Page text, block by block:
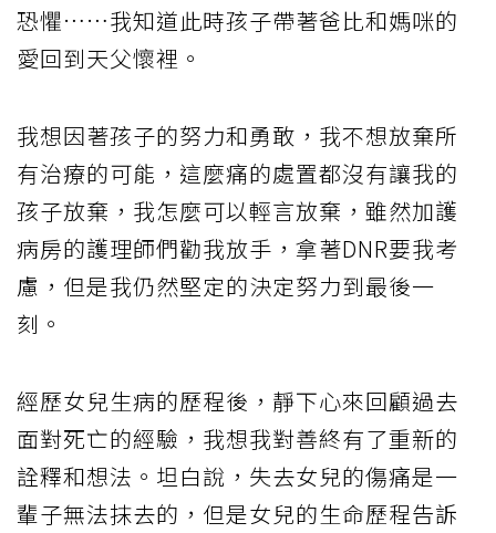
恐懼……我知道此時孩子帶著爸比和媽咪的
愛回到天父懷裡。
我想因著孩子的努力和勇敢，我不想放棄所
有治療的可能，這麼痛的處置都沒有讓我的
孩子放棄，我怎麼可以輕言放棄，雖然加護
病房的護理師們勸我放手，拿著DNR要我考
慮，但是我仍然堅定的決定努力到最後一
刻。
經歷女兒生病的歷程後，靜下心來回顧過去
面對死亡的經驗，我想我對善終有了重新的
詮釋和想法。坦白說，失去女兒的傷痛是一
輩子無法抹去的，但是女兒的生命歷程告訴